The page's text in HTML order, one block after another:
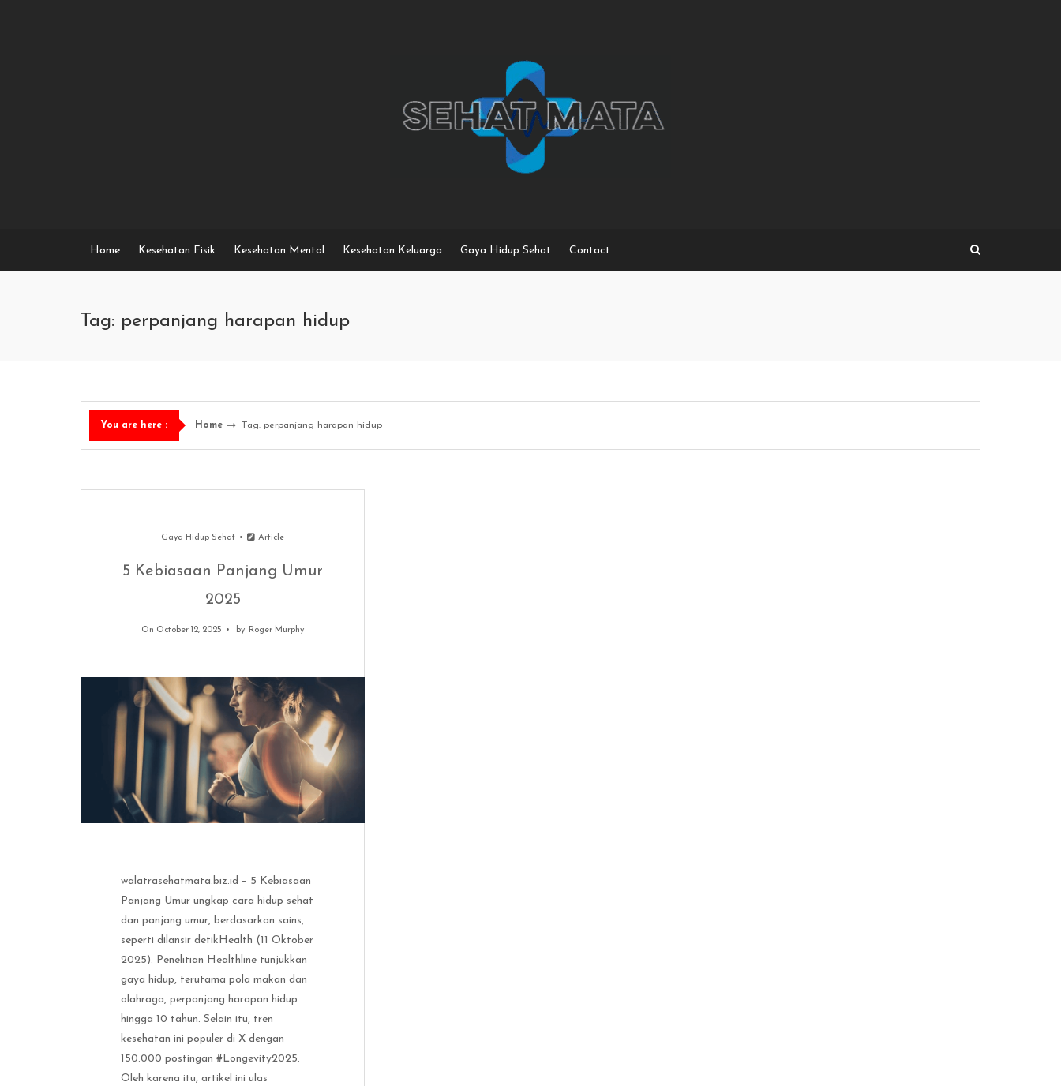
Home Kesehatan Fisik Kesehatan Mental Kesehatan Keluarga Gaya Hidup Sehat Contact
Tag: perpanjang harapan hidup
You are here : Home Tag: perpanjang harapan hidup
Gaya Hidup Sehat Article
5 Kebiasaan Panjang Umur
2025
On October 12, 2025 by Roger Murphy
walatrasehatmata.biz.id – 5 Kebiasaan
Panjang Umur ungkap cara hidup sehat
dan panjang umur, berdasarkan sains,
seperti dilansir detikHealth (11 Oktober
2025). Penelitian Healthline tunjukkan
gaya hidup, terutama pola makan dan
olahraga, perpanjang harapan hidup
hingga 10 tahun. Selain itu, tren
kesehatan ini populer di X dengan
150.000 postingan #Longevity2025.
Oleh karena itu, artikel ini ulas